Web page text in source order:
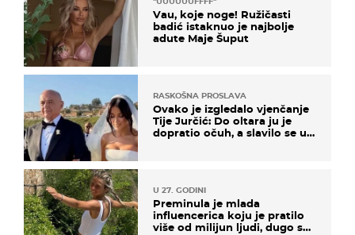
Vau, koje noge! Ružičasti
badić istaknuo je najbolje
adute Maje Šuput
RASKOŠNA PROSLAVA
Ovako je izgledalo vjenčanje
Tije Jurčić: Do oltara ju je
dopratio očuh, a slavilo se uz
U 27. GODINI
Preminula je mlada
influencerica koju je pratilo
više od milijun ljudi, dugo se